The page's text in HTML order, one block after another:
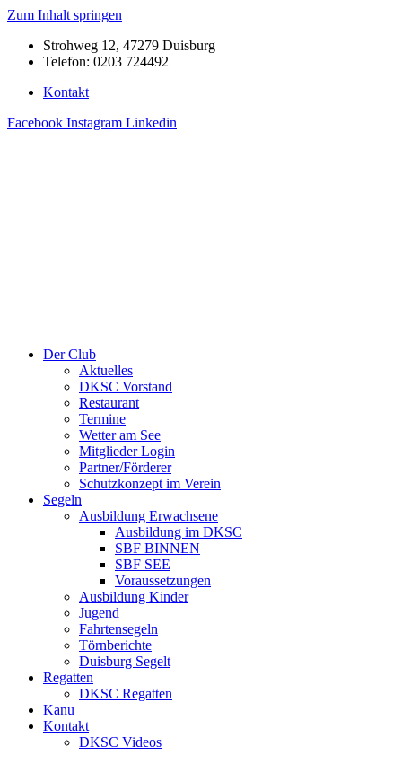
Zum Inhalt springen
Strohweg 12, 47279 Duisburg
Telefon: 0203 724492
Kontakt
Facebook Instagram Linkedin
Der Club
Aktuelles
DKSC Vorstand
Restaurant
Termine
Wetter am See
Mitglieder Login
Partner/Förderer
Schutzkonzept im Verein
Segeln
Ausbildung Erwachsene
Ausbildung im DKSC
SBF BINNEN
SBF SEE
Voraussetzungen
Ausbildung Kinder
Jugend
Fahrtensegeln
Törnberichte
Duisburg Segelt
Regatten
DKSC Regatten
Kanu
Kontakt
DKSC Videos